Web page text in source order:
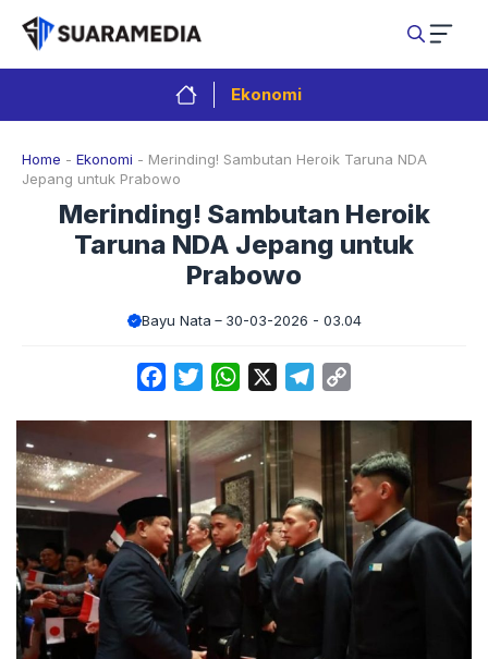
Langsung
isi
Ekonomi
Home - Ekonomi - Merinding! Sambutan Heroik Taruna NDA
Jepang untuk Prabowo
Merinding! Sambutan Heroik
Taruna NDA Jepang untuk
Prabowo
Bayu Nata 30-03-2026 - 03.04
FacebookTwitterWhatsApp Telegram